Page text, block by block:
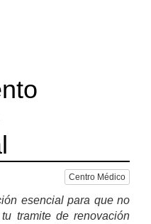
Centro Médico
esencial para que no
tramite de renovación